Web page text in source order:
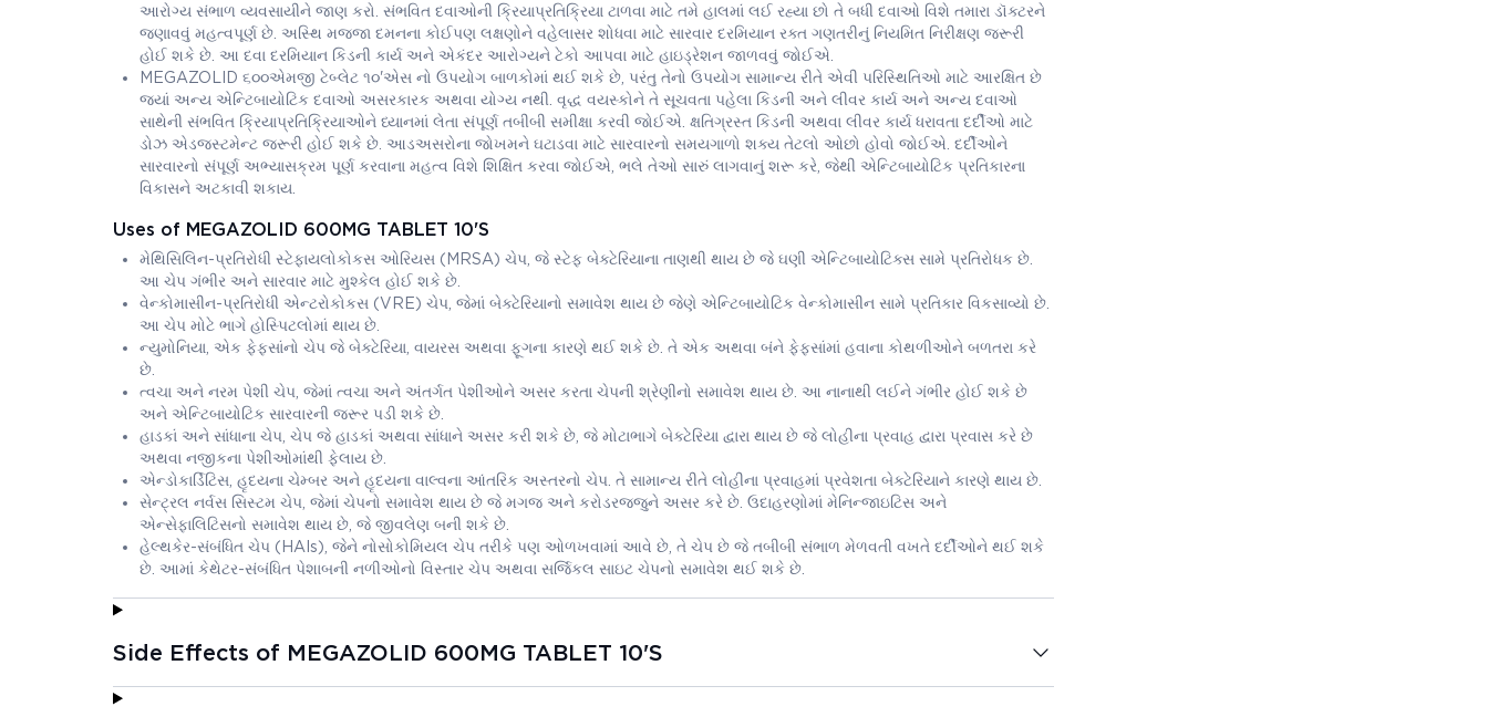
આરોગ્ય સંભાળ વ્યવસાયીને જાણ કરો. સંભવિત દવાઓની ક્રિયાપ્રતિક્રિયા ટાળવા માટે તમે હાલમાં લઈ રહ્યા છો તે બધી દવાઓ વિશે તમારા ડૉક્ટરને
જણાવવું મહત્વપૂર્ણ છે. અસ્થિ મજ્જા દમનના કોઈપણ લક્ષણોને વહેલાસર શોધવા માટે સારવાર દરમિયાન રક્ત ગણતરીનું નિયમિત નિરીક્ષણ જરૂરી
હોઈ શકે છે. આ દવા દરમિયાન કિડની કાર્ય અને એકંદર આરોગ્યને ટેકો આપવા માટે હાઇડ્રેશન જાળવવું જોઈએ.
MEGAZOLID ૬૦૦એમજી ટેબ્લેટ ૧૦'એસ નો ઉપયોગ બાળકોમાં થઈ શકે છે, પરંતુ તેનો ઉપયોગ સામાન્ય રીતે એવી પરિસ્થિતિઓ માટે આરક્ષિત છે
જ્યાં અન્ય એન્ટિબાયોટિક દવાઓ અસરકારક અથવા યોગ્ય નથી. વૃદ્ધ વયસ્કોને તે સૂચવતા પહેલા કિડની અને લીવર કાર્ય અને અન્ય દવાઓ
સાથેની સંભવિત ક્રિયાપ્રતિક્રિયાઓને ધ્યાનમાં લેતા સંપૂર્ણ તબીબી સમીક્ષા કરવી જોઈએ. ક્ષતિગ્રસ્ત કિડની અથવા લીવર કાર્ય ધરાવતા દર્દીઓ માટે
ડોઝ એડજસ્ટમેન્ટ જરૂરી હોઈ શકે છે. આડઅસરોના જોખમને ઘટાડવા માટે સારવારનો સમયગાળો શક્ય તેટલો ઓછો હોવો જોઈએ. દર્દીઓને
સારવારનો સંપૂર્ણ અભ્યાસક્રમ પૂર્ણ કરવાના મહત્વ વિશે શિક્ષિત કરવા જોઈએ, ભલે તેઓ સારું લાગવાનું શરૂ કરે, જેથી એન્ટિબાયોટિક પ્રતિકારના
વિકાસને અટકાવી શકાય.
Uses of MEGAZOLID 600MG TABLET 10'S
મેથિસિલિન-પ્રતિરોધી સ્ટેફાયલોકોકસ ઓરિયસ (MRSA) ચેપ, જે સ્ટેફ બેક્ટેરિયાના તાણથી થાય છે જે ઘણી એન્ટિબાયોટિક્સ સામે પ્રતિરોધક છે.
આ ચેપ ગંભીર અને સારવાર માટે મુશ્કેલ હોઈ શકે છે.
વેન્કોમાસીન-પ્રતિરોધી એન્ટરોકોકસ (VRE) ચેપ, જેમાં બેક્ટેરિયાનો સમાવેશ થાય છે જેણે એન્ટિબાયોટિક વેન્કોમાસીન સામે પ્રતિકાર વિકસાવ્યો છે.
આ ચેપ મોટે ભાગે હોસ્પિટલોમાં થાય છે.
ન્યુમોનિયા, એક ફેફસાંનો ચેપ જે બેક્ટેરિયા, વાયરસ અથવા ફૂગના કારણે થઈ શકે છે. તે એક અથવા બંને ફેફસાંમાં હવાના કોથળીઓને બળતરા કરે
છે.
ત્વચા અને નરમ પેશી ચેપ, જેમાં ત્વચા અને અંતર્ગત પેશીઓને અસર કરતા ચેપની શ્રેણીનો સમાવેશ થાય છે. આ નાનાથી લઈને ગંભીર હોઈ શકે છે
અને એન્ટિબાયોટિક સારવારની જરૂર પડી શકે છે.
હાડકાં અને સાંધાના ચેપ, ચેપ જે હાડકાં અથવા સાંધાને અસર કરી શકે છે, જે મોટાભાગે બેક્ટેરિયા દ્વારા થાય છે જે લોહીના પ્રવાહ દ્વારા પ્રવાસ કરે છે
અથવા નજીકના પેશીઓમાંથી ફેલાય છે.
એન્ડોકાર્ડિટિસ, હૃદયના ચેમ્બર અને હૃદયના વાલ્વના આંતરિક અસ્તરનો ચેપ. તે સામાન્ય રીતે લોહીના પ્રવાહમાં પ્રવેશતા બેક્ટેરિયાને કારણે થાય છે.
સેન્ટ્રલ નર્વસ સિસ્ટમ ચેપ, જેમાં ચેપનો સમાવેશ થાય છે જે મગજ અને કરોડરજ્જુને અસર કરે છે. ઉદાહરણોમાં મેનિન્જાઇટિસ અને
એન્સેફાલિટિસનો સમાવેશ થાય છે, જે જીવલેણ બની શકે છે.
હેલ્થકેર-સંબંધિત ચેપ (HAIs), જેને નોસોકોમિયલ ચેપ તરીકે પણ ઓળખવામાં આવે છે, તે ચેપ છે જે તબીબી સંભાળ મેળવતી વખતે દર્દીઓને થઈ શકે
છે. આમાં કેથેટર-સંબંધિત પેશાબની નળીઓનો વિસ્તાર ચેપ અથવા સર્જિકલ સાઇટ ચેપનો સમાવેશ થઈ શકે છે.
Side Effects of MEGAZOLID 600MG TABLET 10'S